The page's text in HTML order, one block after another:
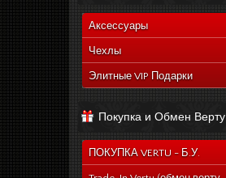
Аксессуары
Чехлы
Элитные VIP Подарки
Покупка и Обмен Верту
ПОКУПКА VERTU - Б.У.